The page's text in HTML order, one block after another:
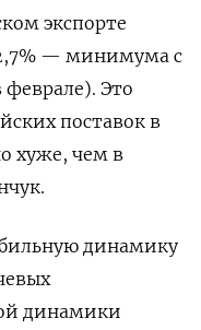
экспорте
2,7% — минимума с
феврале). Это
поставок в
хуже, чем в
динамику
динамики